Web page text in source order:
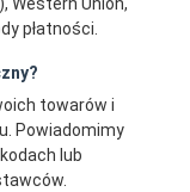
płatności.
towarów i
Powiadomimy
lub